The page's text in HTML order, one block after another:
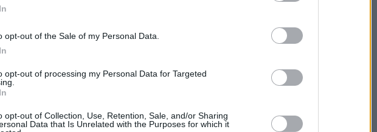
opt-out of the Sale of my Personal Data.
opt-out of processing my Personal Data for Targeted
opt-out of Collection, Use, Retention, Sale, and/or Sharing
Data that Is Unrelated with the Purposes for which it
προέκυψαν, όπως αναφέρεται, έπειτα από
δημοσιογραφικό δίκτυο European Investigative
η βελγική εφημερίδα Le Soir.